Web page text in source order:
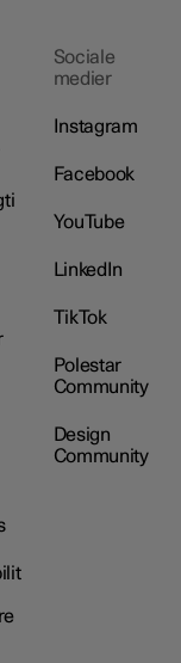
Sociale
medier
Instagram
Facebook
YouTube
LinkedIn
TikTok
Polestar
Community
Design
Community